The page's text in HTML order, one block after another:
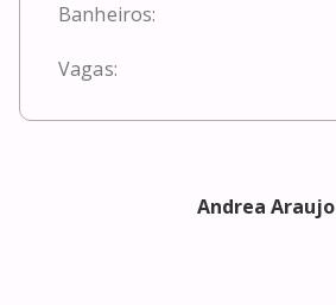
Banheiros:
Vagas:
Andrea Araujo